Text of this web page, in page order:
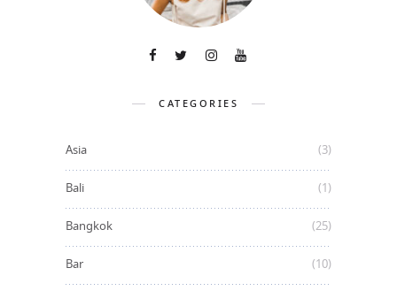
CATEGORIES
Asia (3)
Bali (1)
Bangkok (25)
Bar (10)